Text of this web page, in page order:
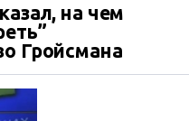
на чем
Гройсмана